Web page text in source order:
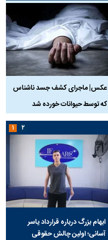
عکس| ماجرای کشف جسد ناشناس
که توسط حیوانات خورده شد
ابهام بزرگ درباره قرارداد یاسر
آسانی؛ اولین چالش حقوقی
۱ ۲